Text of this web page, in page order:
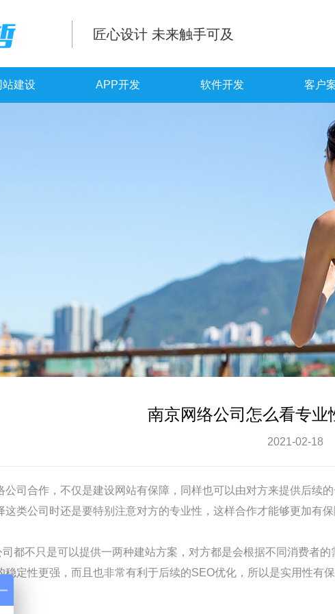
匠心设计 未来触手可及
站建设 APP开发 软件开发 客户
南京网络公司怎么看专业
2021-02-18
公司 合作，不仅是建设网站有保障，同样也可以由对方来提供后续
类公司时还是要特别注意对方的专业性，这样合作才能够更加有保
都不只是可以提供一两种建站方案，对方都是会根据不同消费者
稳定性更强，而且也非常有利于后续的SEO优化，所以是实用性有